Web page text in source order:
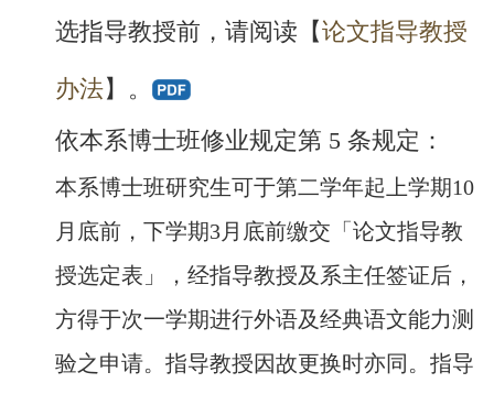
选指导教授前，请阅​读【论文指导教授
办法】。
依本系博士班修业规定第 5 条规定：
本系博士班研究生可于第二学年起上学期10
月底前，下学期3月底前缴交「论文指导教
授选定表」，经指导教授及系主任签证后，
方得于次一学期进行外语及经典语文能力测
验之申请。指导教授因故更换时亦同。指导